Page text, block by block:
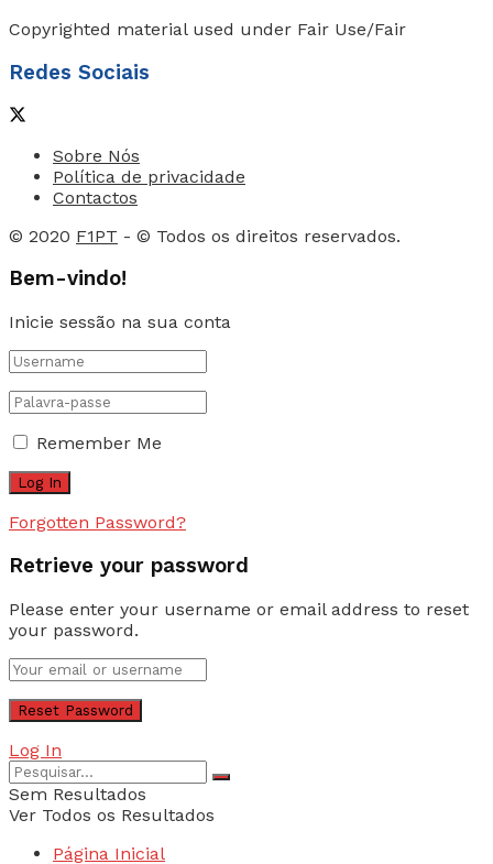
Copyrighted material used under Fair Use/Fair
Redes Sociais
Sobre Nós
Política de privacidade
Contactos
© 2020 F1PT - © Todos os direitos reservados.
Bem-vindo!
Inicie sessão na sua conta
Remember Me
Forgotten Password?
Retrieve your password
Please enter your username or email address to reset
your password.
Log In
Sem Resultados
Ver Todos os Resultados
Página Inicial